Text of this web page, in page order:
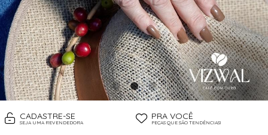
CADASTRE-SE
SEJA UMA REVENDEDORA
PRA VOCÊ
PEÇAS QUE SÃO TENDÊNCIAS!